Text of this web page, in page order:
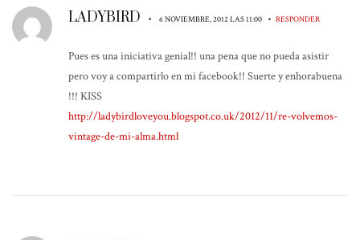
LADYBIRD • 6 NOVIEMBRE, 2012 LAS 11:00 • RESPONDER
Pues es una iniciativa genial!! una pena que no pueda asistir
pero voy a compartirlo en mi facebook!! Suerte y enhorabuena
!!! KISS
http://ladybirdloveyou.blogspot.co.uk/2012/11/re-volvemos-
vintage-de-mi-alma.html